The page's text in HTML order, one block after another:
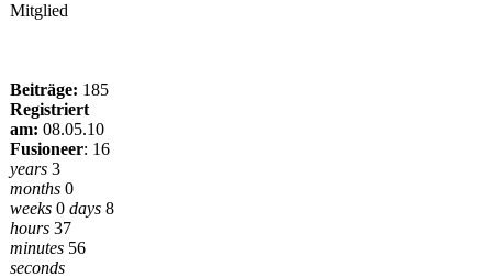
Mitglied
Beiträge: 185
Registriert
am: 08.05.10
Fusioneer: 16
years 3
months 0
weeks 0 days 8
hours 37
minutes 56
seconds